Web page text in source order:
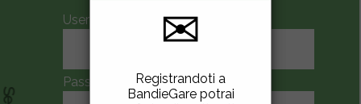
Questo sito utilizza
cookie di terze parti per
✉
Registrandoti a
BandieGare potrai
UserID
Password